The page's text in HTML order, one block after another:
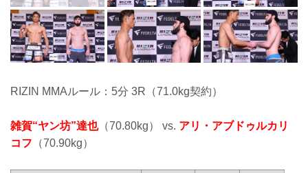
RIZIN MMAルール：5分 3R（71.0kg契約）
雑賀“ヤン坊”達也（70.80kg） vs. アリ・アブドゥルカリ
コフ （70.90kg）